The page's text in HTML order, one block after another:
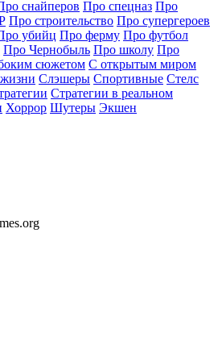
снайперов Про спецназ Про
Про строительство Про супергероев
убийц Про ферму Про футбол
Про Чернобыль Про школу Про
сюжетом С открытым миром
Слэшеры Спортивные Стелс
Стратегии в реальном
Хоррор Шутеры Экшен